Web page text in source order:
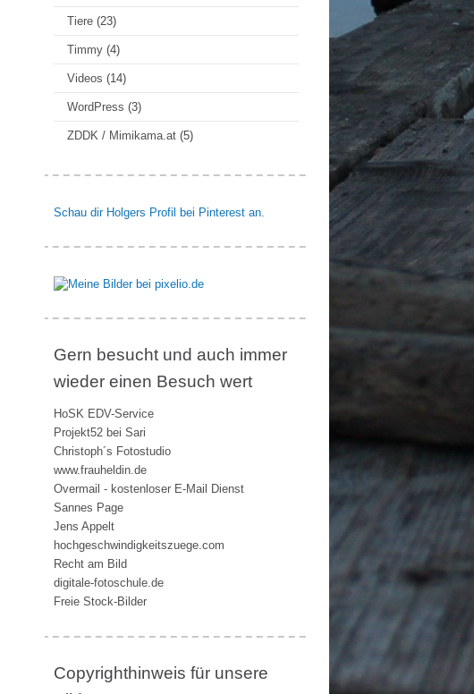
Tiere (23)
Timmy (4)
Videos (14)
WordPress (3)
ZDDK / Mimikama.at (5)
Schau dir Holgers Profil bei Pinterest an.
Gern besucht und auch immer
wieder einen Besuch wert
HoSK EDV-Service
Projekt52 bei Sari
Christoph´s Fotostudio
www.frauheldin.de
Overmail - kostenloser E-Mail Dienst
Sannes Page
Jens Appelt
hochgeschwindigkeitszuege.com
Recht am Bild
digitale-fotoschule.de
Freie Stock-Bilder
Copyrighthinweis für unsere